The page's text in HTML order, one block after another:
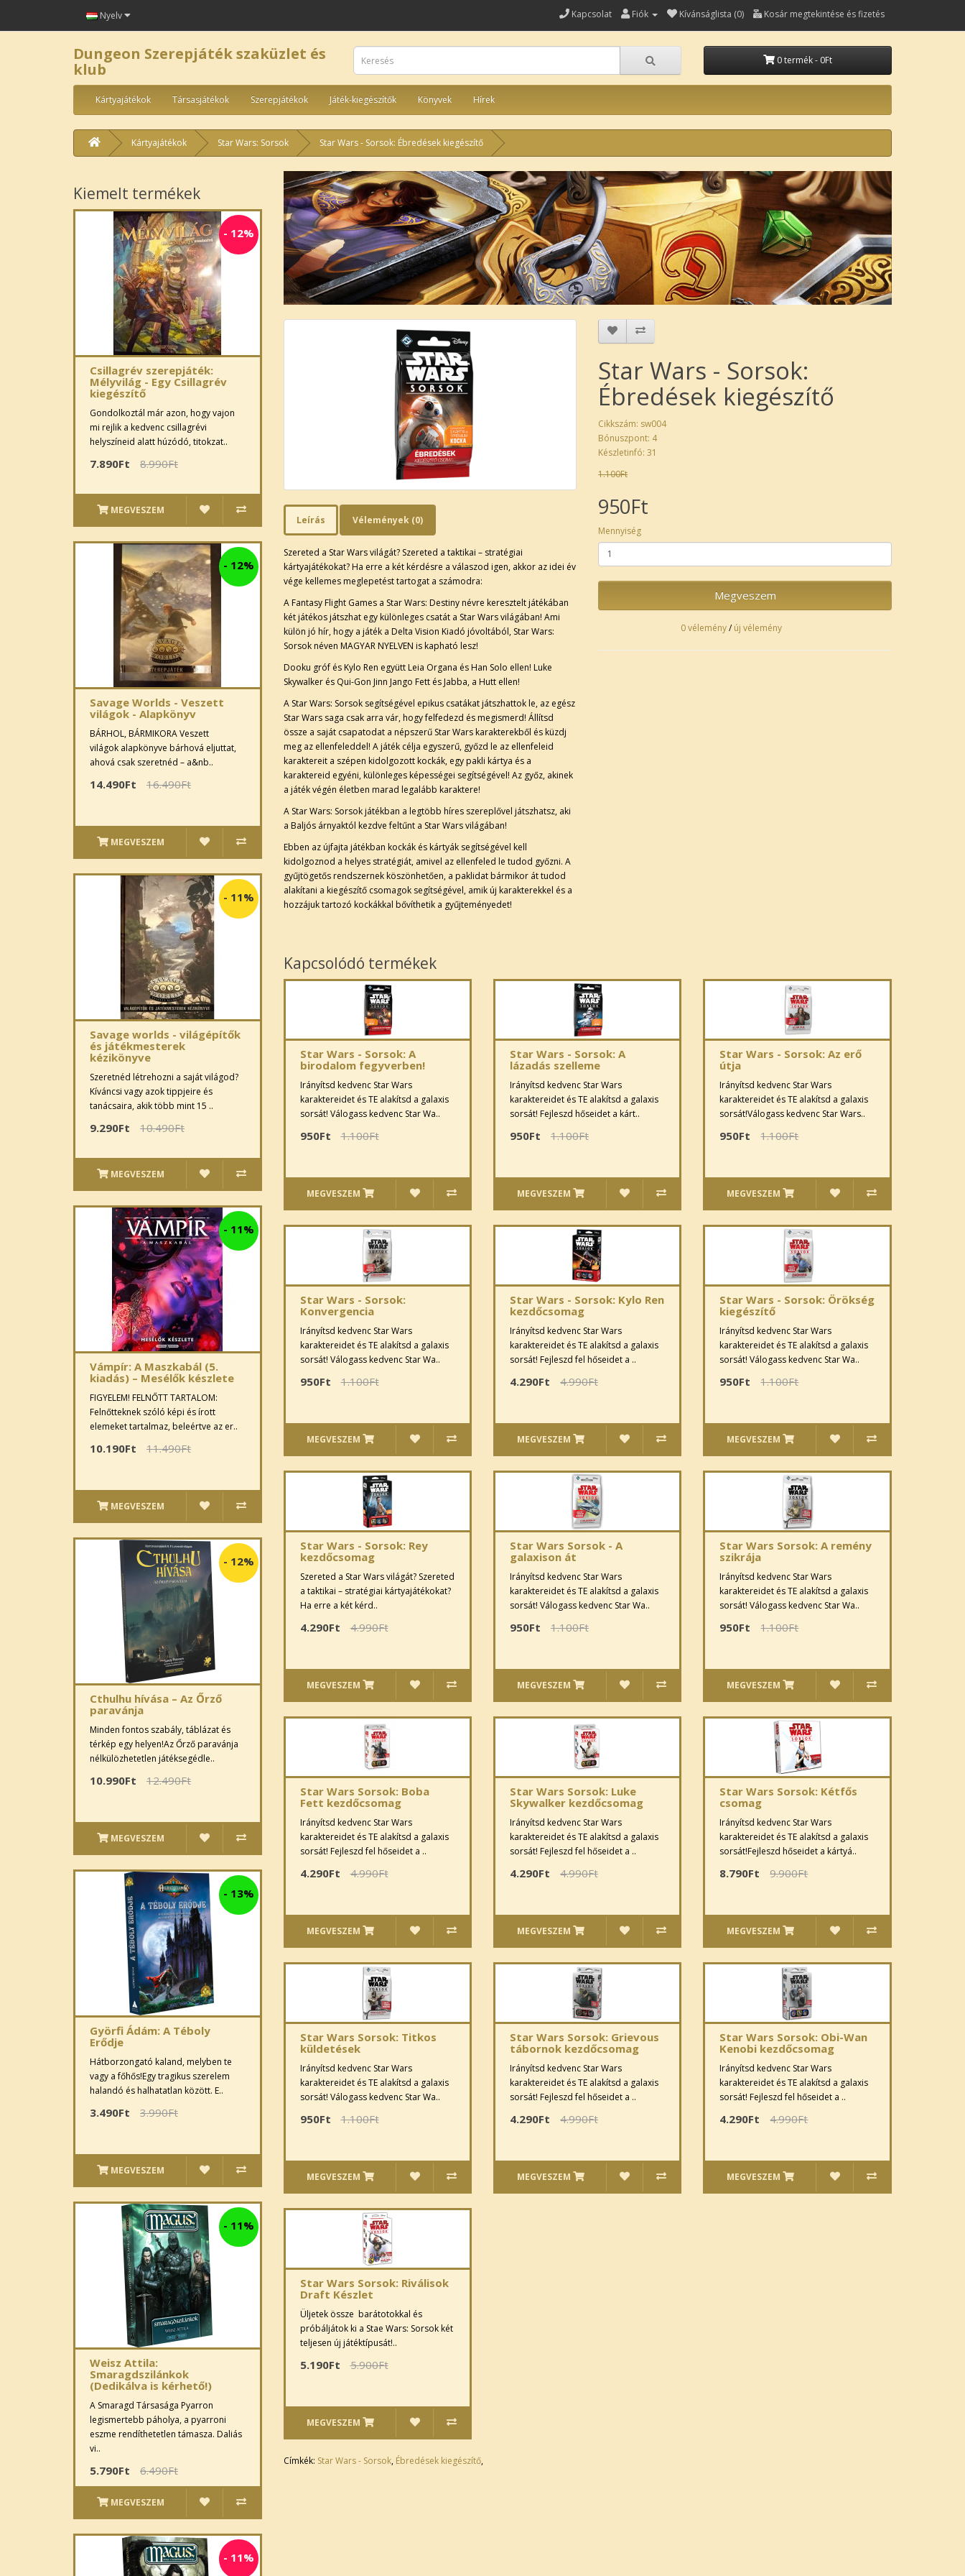
Nyelv Kapcsolat Fiók Kívánságlista (0) Kosár megtekintése és fizetés
Dungeon Szerepjáték szaküzlet és
klub
0 termék - 0Ft
Kártyajátékok Társasjátékok Szerepjátékok Játék-kiegészítők Könyvek Hírek
Kártyajátékok Star Wars: Sorsok Star Wars - Sorsok: Ébredések kiegészítő
Kiemelt termékek
- 12%
Csillagrév szerepjáték:
Mélyvilág - Egy Csillagrév
kiegészítő
Gondolkoztál már azon, hogy vajon
mi rejlik a kedvenc csillagrévi
helyszíneid alatt húzódó, titokzat..
7.890Ft 8.990Ft
MEGVESZEM
- 12%
Savage Worlds - Veszett
világok - Alapkönyv
BÁRHOL, BÁRMIKORA Veszett
világok alapkönyve bárhová eljuttat,
ahová csak szeretnéd – a&nb..
14.490Ft 16.490Ft
MEGVESZEM
- 11%
Savage worlds - világépítők
és játékmesterek
kézikönyve
Szeretnéd létrehozni a saját világod?
Kíváncsi vagy azok tippjeire és
tanácsaira, akik több mint 15 ..
9.290Ft 10.490Ft
MEGVESZEM
- 11%
Vámpír: A Maszkabál (5.
kiadás) – Mesélők készlete
FIGYELEM! FELNŐTT TARTALOM:
Felnőtteknek szóló képi és írott
elemeket tartalmaz, beleértve az er..
10.190Ft 11.490Ft
MEGVESZEM
- 12%
Cthulhu hívása – Az Őrző
paravánja
Minden fontos szabály, táblázat és
térkép egy helyen!Az Őrző paravánja
nélkülözhetetlen játéksegédle..
10.990Ft 12.490Ft
MEGVESZEM
- 13%
Györfi Ádám: A Téboly
Erődje
Hátborzongató kaland, melyben te
vagy a főhős!Egy tragikus szerelem
halandó és halhatatlan között. E..
3.490Ft 3.990Ft
MEGVESZEM
- 11%
Weisz Attila:
Smaragdszilánkok
(Dedikálva is kérhető!)
A Smaragd Társasága Pyarron
legismertebb páholya, a pyarroni
eszme rendíthetetlen támasza. Daliás
vi..
5.790Ft 6.490Ft
MEGVESZEM
- 11%
Leírás Vélemények (0)
Szereted a Star Wars világát? Szereted a taktikai – stratégiai
kártyajátékokat? Ha erre a két kérdésre a válaszod igen, akkor az idei év
vége kellemes meglepetést tartogat a számodra:
A Fantasy Flight Games a Star Wars: Destiny névre keresztelt játékában
két játékos játszhat egy különleges csatát a Star Wars világában! Ami
külön jó hír, hogy a játék a Delta Vision Kiadó jóvoltából, Star Wars:
Sorsok néven MAGYAR NYELVEN is kapható lesz!
Dooku gróf és Kylo Ren együtt Leia Organa és Han Solo ellen! Luke
Skywalker és Qui-Gon Jinn Jango Fett és Jabba, a Hutt ellen!
A Star Wars: Sorsok segítségével epikus csatákat játszhattok le, az egész
Star Wars saga csak arra vár, hogy felfedezd és megismerd! Állítsd
össze a saját csapatodat a népszerű Star Wars karakterekből és küzdj
meg az ellenfeleddel! A játék célja egyszerű, győzd le az ellenfeleid
karaktereit a szépen kidolgozott kockák, egy pakli kártya és a
karaktereid egyéni, különleges képességei segítségével! Az győz, akinek
a játék végén életben marad legalább karaktere!
A Star Wars: Sorsok játékban a legtöbb híres szereplővel játszhatsz, aki
a Baljós árnyaktól kezdve feltűnt a Star Wars világában!
Ebben az újfajta játékban kockák és kártyák segítségével kell
kidolgoznod a helyes stratégiát, amivel az ellenfeled le tudod győzni. A
gyűjtögetős rendszernek köszönhetően, a paklidat bármikor át tudod
alakítani a kiegészítő csomagok segítségével, amik új karakterekkel és a
hozzájuk tartozó kockákkal bővíthetik a gyűjteményedet!
Star Wars - Sorsok:
Ébredések kiegészítő
Cikkszám: sw004
Bónuszpont: 4
Készletinfó: 31
1.100Ft
950Ft
Mennyiség
Megveszem
0 vélemény/új vélemény
Kapcsolódó termékek
Star Wars - Sorsok: A
birodalom fegyverben!
Irányítsd kedvenc Star Wars
karaktereidet és TE alakítsd a galaxis
sorsát! Válogass kedvenc Star Wa..
950Ft 1.100Ft
MEGVESZEM
Star Wars - Sorsok: A
lázadás szelleme
Irányítsd kedvenc Star Wars
karaktereidet és TE alakítsd a galaxis
sorsát! Fejleszd hőseidet a kárt..
950Ft 1.100Ft
MEGVESZEM
Star Wars - Sorsok: Az erő
útja
Irányítsd kedvenc Star Wars
karaktereidet és TE alakítsd a galaxis
sorsát!Válogass kedvenc Star Wars..
950Ft 1.100Ft
MEGVESZEM
Star Wars - Sorsok:
Konvergencia
Irányítsd kedvenc Star Wars
karaktereidet és TE alakítsd a galaxis
sorsát! Válogass kedvenc Star Wa..
950Ft 1.100Ft
MEGVESZEM
Star Wars - Sorsok: Kylo Ren
kezdőcsomag
Irányítsd kedvenc Star Wars
karaktereidet és TE alakítsd a galaxis
sorsát! Fejleszd fel hőseidet a ..
4.290Ft 4.990Ft
MEGVESZEM
Star Wars - Sorsok: Örökség
kiegészítő
Irányítsd kedvenc Star Wars
karaktereidet és TE alakítsd a galaxis
sorsát! Válogass kedvenc Star Wa..
950Ft 1.100Ft
MEGVESZEM
Star Wars - Sorsok: Rey
kezdőcsomag
Szereted a Star Wars világát? Szereted
a taktikai – stratégiai kártyajátékokat?
Ha erre a két kérd..
4.290Ft 4.990Ft
MEGVESZEM
Star Wars Sorsok - A
galaxison át
Irányítsd kedvenc Star Wars
karaktereidet és TE alakítsd a galaxis
sorsát! Válogass kedvenc Star Wa..
950Ft 1.100Ft
MEGVESZEM
Star Wars Sorsok: A remény
szikrája
Irányítsd kedvenc Star Wars
karaktereidet és TE alakítsd a galaxis
sorsát! Válogass kedvenc Star Wa..
950Ft 1.100Ft
MEGVESZEM
Star Wars Sorsok: Boba
Fett kezdőcsomag
Irányítsd kedvenc Star Wars
karaktereidet és TE alakítsd a galaxis
sorsát! Fejleszd fel hőseidet a ..
4.290Ft 4.990Ft
MEGVESZEM
Star Wars Sorsok: Luke
Skywalker kezdőcsomag
Irányítsd kedvenc Star Wars
karaktereidet és TE alakítsd a galaxis
sorsát! Fejleszd fel hőseidet a ..
4.290Ft 4.990Ft
MEGVESZEM
Star Wars Sorsok: Kétfős
csomag
Irányítsd kedvenc Star Wars
karaktereidet és TE alakítsd a galaxis
sorsát!Fejleszd hőseidet a kártyá..
8.790Ft 9.900Ft
MEGVESZEM
Star Wars Sorsok: Titkos
küldetések
Irányítsd kedvenc Star Wars
karaktereidet és TE alakítsd a galaxis
sorsát! Válogass kedvenc Star Wa..
950Ft 1.100Ft
MEGVESZEM
Star Wars Sorsok: Grievous
tábornok kezdőcsomag
Irányítsd kedvenc Star Wars
karaktereidet és TE alakítsd a galaxis
sorsát! Fejleszd fel hőseidet a ..
4.290Ft 4.990Ft
MEGVESZEM
Star Wars Sorsok: Obi-Wan
Kenobi kezdőcsomag
Irányítsd kedvenc Star Wars
karaktereidet és TE alakítsd a galaxis
sorsát! Fejleszd fel hőseidet a ..
4.290Ft 4.990Ft
MEGVESZEM
Star Wars Sorsok: Riválisok
Draft Készlet
Üljetek össze barátotokkal és
próbáljátok ki a Stae Wars: Sorsok két
teljesen új játéktípusát!..
5.190Ft 5.900Ft
MEGVESZEM
Címkék: Star Wars - Sorsok, Ébredések kiegészítő,